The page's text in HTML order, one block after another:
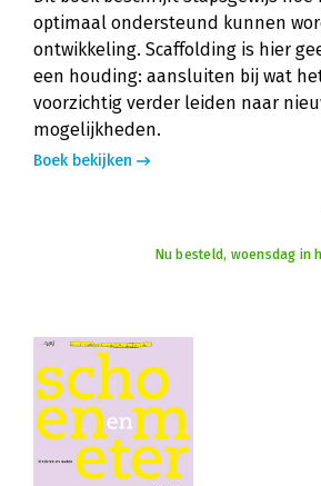
optimaal ondersteund kunnen
ontwikkeling. Scaffolding is hier
een houding: aansluiten bij wat
voorzichtig verder leiden naar
mogelijkheden.
Boek bekijken
Nu besteld, woensdag in